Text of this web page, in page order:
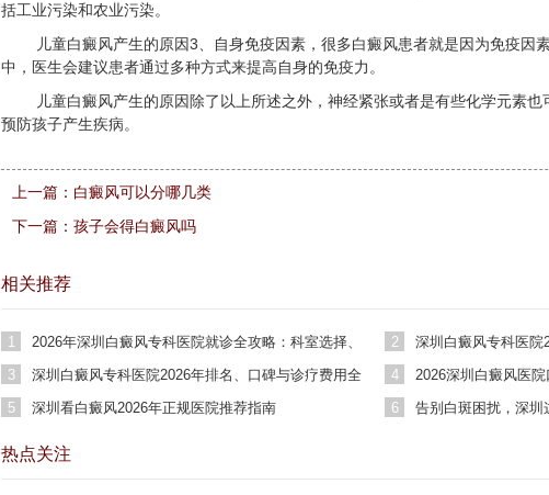
括工业污染和农业污染。
儿童白癜风产生的原因3、自身免疫因素，很多白癜风患者就是因为免疫因
中，医生会建议患者通过多种方式来提高自身的免疫力。
儿童白癜风产生的原因除了以上所述之外，神经紧张或者是有些化学元素
预防孩子产生疾病。
上一篇： 白癜风可以分哪几类
下一篇： 孩子会得白癜风吗
相关推荐
1
2026年深圳白癜风专科医院就诊全攻略：科室选择、
费用参考与患者真实评价
2
深圳白癜风专科医院
3
深圳白癜风专科医院2026年排名、口碑与诊疗费用全
解析
4
2026深圳白癜风医
5 深圳看白癜风2026年正规医院推荐指南 6
告别白斑困扰，深圳
热点关注